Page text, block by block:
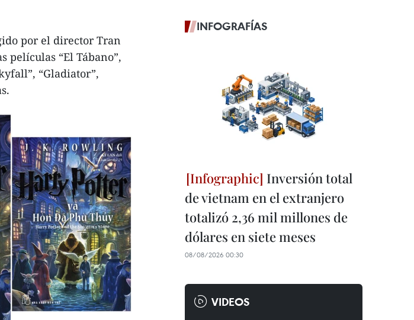
por el director Tran
películas “El Tábano”,
“Gladiator”,
INFOGRAFÍAS
Inversión total
de vietnam en el extranjero
totalizó 2,36 mil millones de
dólares en siete meses
08/08/2026 00:30
VIDEOS